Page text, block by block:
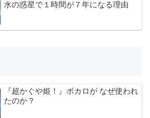
水の惑星で１時間が７年になる理由
『超かぐや姫！』ボカロが なぜ使われ
たのか？